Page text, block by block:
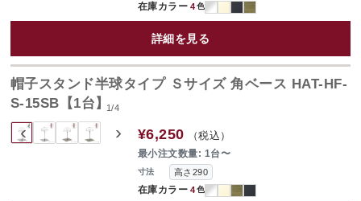
在庫カラー 4色
詳細を見る
‹ ›
1/4
帽子スタンド半球タイプ Ｓサイズ 角ベース HAT-HF-
S-15SB【1台】
寸法 高さ290
在庫カラー 4色
¥6,250 （税込）
最小注文数量: 1台〜